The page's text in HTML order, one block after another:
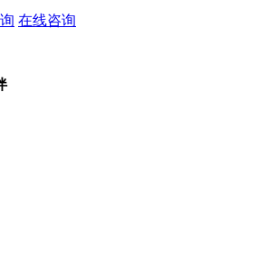
在线咨询